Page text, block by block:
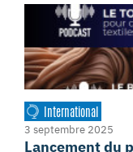
International
3 septembre 2025
Lancement du